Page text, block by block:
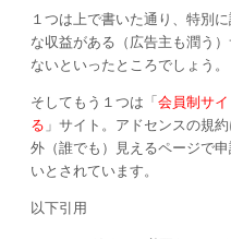
１つは上で書いた通り、特別
な収益がある（広告主も潤う
ないといったところでしょう。
そしてもう１つは「 会員制サ
る 」サイト。アドセンスの規
外（誰でも）見えるページで
いとされています。
以下引用